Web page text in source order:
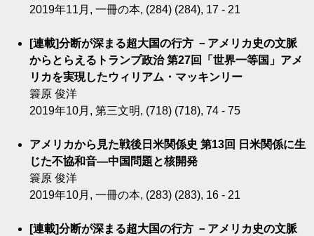
2019年11月, 一冊の本, (284) (284), 17 - 21
[連載]分断が深まる超大国の行方 －アメリカ史の文脈
からとらえるトランプ政治 第27回「世界一等国」アメ
リカを実現したウィリアム・マッキンリー
簑原 俊洋
2019年10月, 第三文明, (718) (718), 74 - 75
アメリカから見た戦後日米関係史 第13回 日米関係に生
じた不協和音―中国問題と核開発
簑原 俊洋
2019年10月, 一冊の本, (283) (283), 16 - 21
[連載]分断が深まる超大国の行方 －アメリカ史の文脈